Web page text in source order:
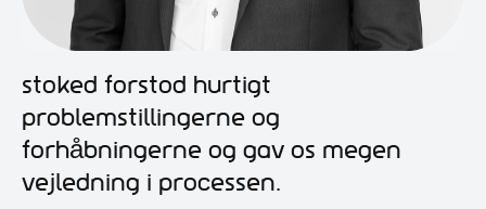
Stoked forstod hurtigt
problemstillingerne og
forhåbningerne og gav os megen
vejledning i processen.